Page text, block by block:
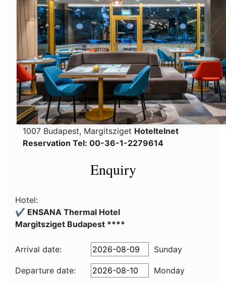
1007 Budapest, Margitsziget Hoteltelnet
Reservation Tel: 00-36-1-2279614
Enquiry
Hotel:
✔️ ENSANA Thermal Hotel
Margitsziget Budapest ****
Arrival date: Sunday
Departure date:
Monday